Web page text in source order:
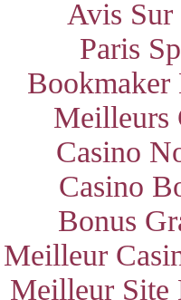
Avis Sur
Paris
Meilleurs
Casino
Casino
Bonus
Meilleur
Meilleur Site